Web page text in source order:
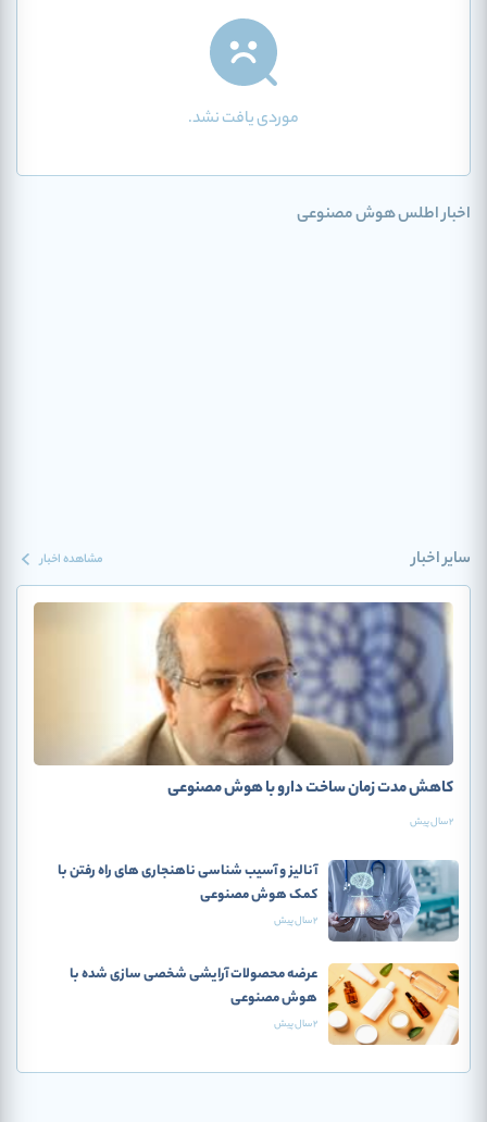
موردی یافت نشد.
اخبار اطلس هوش مصنوعی
سایر اخبار مشاهده اخبار
کاهش مدت زمان ساخت دارو با هوش مصنوعی
2 سال پیش
آنالیز و آسیب شناسی ناهنجاری های راه رفتن با
کمک هوش مصنوعی
2 سال پیش
عرضه محصولات آرایشی شخصی سازی شده با
هوش مصنوعی
2 سال پیش